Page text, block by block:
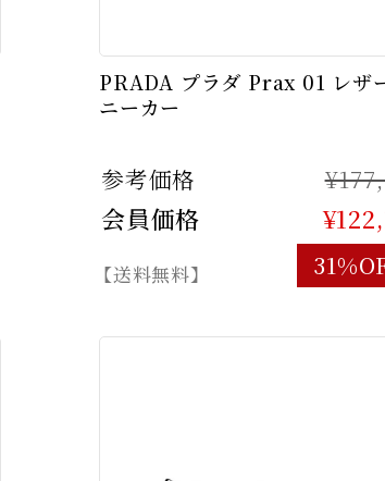
PRADA プラダ Prax 01 レザ
ニーカー
参考価格
会員価格
【送料無料】